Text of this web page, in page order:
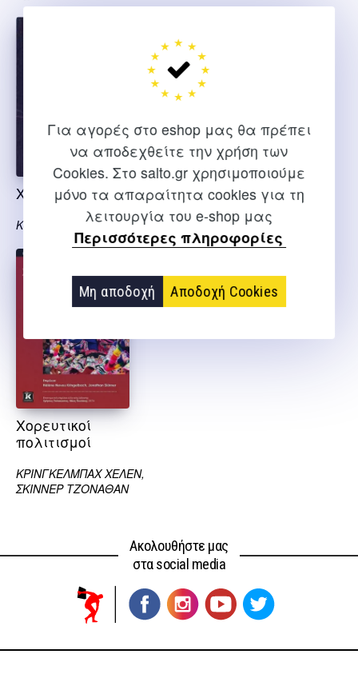
Για αγορές στο eshop μας θα πρέπει
να αποδεχθείτε την χρήση των
Cookies. Στο salto.gr χρησιμοποιούμε
μόνο τα απαραίτητα cookies για τη
λειτουργία του e-shop μας
Περισσότερες πληροφορίες
Μη αποδοχή Αποδοχή Cookies
Χορός σώμα κίνηση
Κουρούπη Ε.
Ο χορός στη ζωή
Γκαρωντύ Ρ.
Χορευτικοί
πολιτισμοί
ΚΡΙΝΓΚΕΛΜΠΑΧ ΧΕΛΕΝ,
ΣΚΙΝΝΕΡ ΤΖΟΝΑΘΑΝ
Ακολουθήστε μας
στα social media